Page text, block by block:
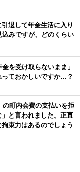
引退して年金生活に入り
込みですが、どのくらい
を受け取らないまま」
っておかしいですか…？
の町内会費の支払いを拒
と言われました。正直
束力はあるのでしょう